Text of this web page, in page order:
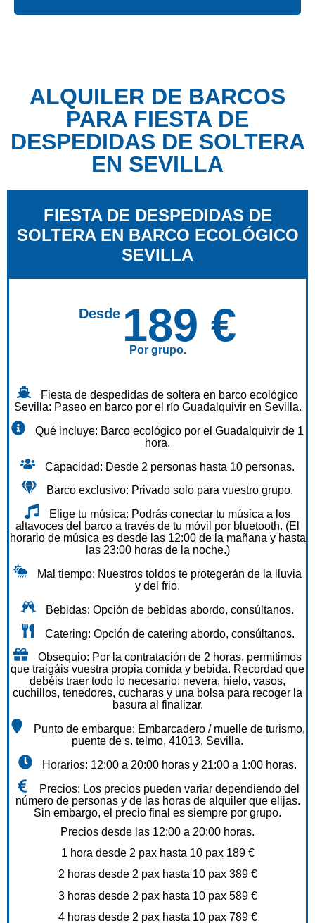
ALQUILER DE BARCOS
PARA FIESTA DE
DESPEDIDAS DE SOLTERA
EN SEVILLA
FIESTA DE DESPEDIDAS DE
SOLTERA EN BARCO ECOLÓGICO
SEVILLA
Desde 189 €
Por grupo.
Fiesta de despedidas de soltera en barco ecológico
Sevilla: Paseo en barco por el río Guadalquivir en Sevilla.
Qué incluye: Barco ecológico por el Guadalquivir de 1
hora.
Capacidad: Desde 2 personas hasta 10 personas.
Barco exclusivo: Privado solo para vuestro grupo.
Elige tu música: Podrás conectar tu música a los
altavoces del barco a través de tu móvil por bluetooth. (El
horario de música es desde las 12:00 de la mañana y hasta
las 23:00 horas de la noche.)
Mal tiempo: Nuestros toldos te protegerán de la lluvia
y del frio.
Bebidas: Opción de bebidas abordo, consúltanos.
Catering: Opción de catering abordo, consúltanos.
Obsequio: Por la contratación de 2 horas, permitimos
que traigáis vuestra propia comida y bebida. Recordad que
debéis traer todo lo necesario: nevera, hielo, vasos,
cuchillos, tenedores, cucharas y una bolsa para recoger la
basura al finalizar.
Punto de embarque: Embarcadero / muelle de turismo,
puente de s. telmo, 41013, Sevilla.
Horarios: 12:00 a 20:00 horas y 21:00 a 1:00 horas.
Precios: Los precios pueden variar dependiendo del
número de personas y de las horas de alquiler que elijas.
Sin embargo, el precio final es siempre por grupo.
Precios desde las 12:00 a 20:00 horas.
1 hora desde 2 pax hasta 10 pax 189 €
2 horas desde 2 pax hasta 10 pax 389 €
3 horas desde 2 pax hasta 10 pax 589 €
4 horas desde 2 pax hasta 10 pax 789 €